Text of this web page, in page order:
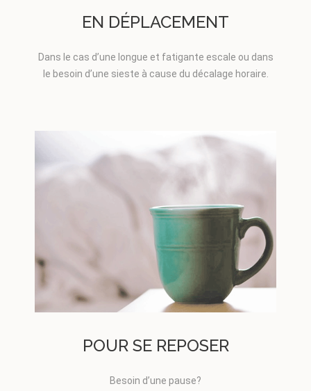
EN DÉPLACEMENT
Dans le cas d’une longue et fatigante escale ou dans
le besoin d’une sieste à cause du décalage horaire.
POUR SE REPOSER
Besoin d’une pause?